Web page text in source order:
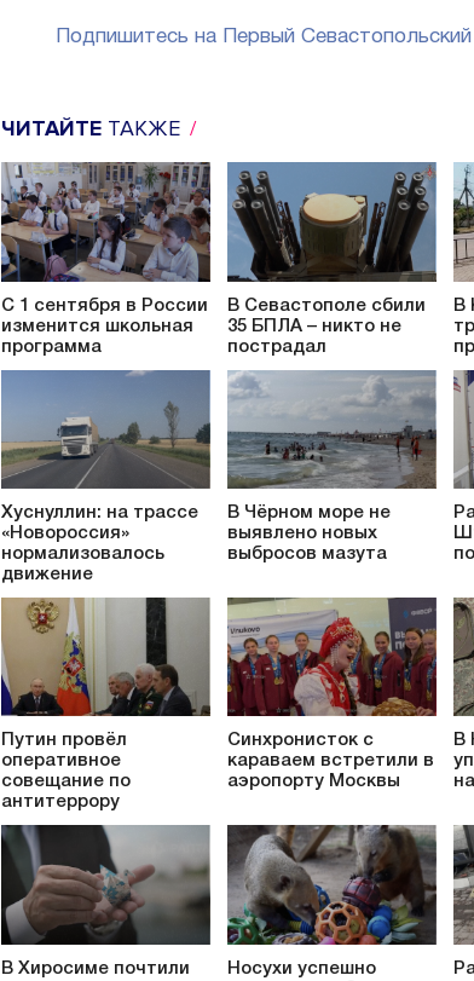
Подпишитесь на Первый
ЧИТАЙТЕ ТАКЖЕ
С 1 сентября в России
изменится школьная
программа
В Севастополе сбили
35 БПЛА – никто не
пострадал
В
Хуснуллин: на трассе
«Новороссия»
нормализовалось
движение
В Чёрном море не
выявлено новых
выбросов мазута
Путин провёл
оперативное
совещание по
антитеррору
Синхронисток с
караваем встретили в
аэропорту Москвы
В
В Хиросиме почтили
Носухи успешно